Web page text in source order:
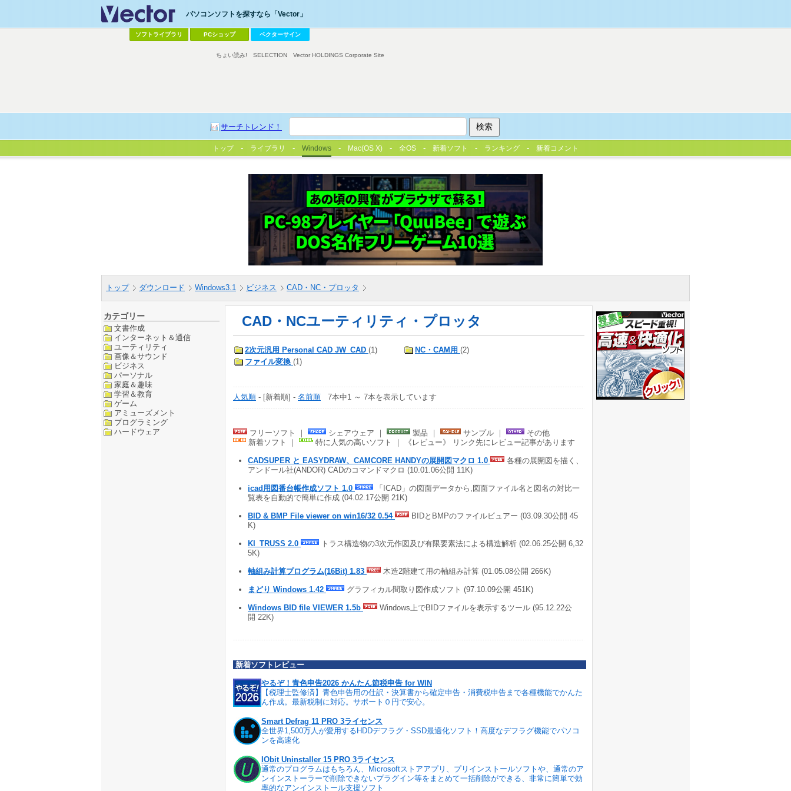
パソコンソフトを探すなら「Vector」
ソフトライブラリ PCショップ ベクターサイン
サーチトレンド！
ちょい読み! SELECTION Vector HOLDINGS Corporate Site
トップ ライブラリ Windows Mac(OS X) 全OS 新着ソフト ランキング 新着コメント
トップ ダウンロード Windows3.1 ビジネス CAD・NC・プロッタ
カテゴリー
文書作成
インターネット＆通信
ユーティリティ
画像＆サウンド
ビジネス
パーソナル
家庭＆趣味
学習＆教育
ゲーム
アミューズメント
プログラミング
ハードウェア
CAD・NCユーティリティ・プロッタ
2次元汎用 Personal CAD JW_CAD (1) NC・CAM用 (2)
ファイル変換 (1)
人気順 - [新着順] - 名前順 7本中1 ～ 7本を表示しています
フリーソフト ｜ シェアウェア ｜ 製品 ｜ サンプル ｜
その他
新着ソフト ｜
特に人気の高いソフト ｜ 《レビュー》 リンク先にレビュー記事があります
CADSUPER と EASYDRAW、CAMCORE HANDYの展開図マクロ 1.0
各種の展開図を描く、
アンドール社(ANDOR) CADのコマンドマクロ (10.01.06公開 11K)
icad用図番台帳作成ソフト 1.0
「ICAD」の図面データから,図面ファイル名と図名の対比一
覧表を自動的で簡単に作成 (04.02.17公開 21K)
BID & BMP File viewer on win16/32 0.54
BIDとBMPのファイルビュアー (03.09.30公開 45
K)
KI_TRUSS 2.0
トラス構造物の3次元作図及び有限要素法による構造解析 (02.06.25公開 6,32
5K)
軸組み計算プログラム(16Bit) 1.83 木造2階建て用の軸組み計算 (01.05.08公開 266K)
まどり Windows 1.42 グラフィカル間取り図作成ソフト (97.10.09公開 451K)
Windows BID file VIEWER 1.5b
Windows上でBIDファイルを表示するツール (95.12.22公
開 22K)
新着ソフトレビュー
やるぞ！青色申告2026 かんたん節税申告 for WIN
【税理士監修済】青色申告用の仕訳・決算書から確定申告・消費税申告まで各種機能でかんた
ん作成。最新税制に対応。サポート０円で安心。
Smart Defrag 11 PRO 3ライセンス
全世界1,500万人が愛用するHDDデフラグ・SSD最適化ソフト！高度なデフラグ機能でパソコ
ンを高速化
IObit Uninstaller 15 PRO 3ライセンス
通常のプログラムはもちろん、Microsoftストアアプリ、プリインストールソフトや、通常のア
ンインストーラーで削除できないプラグイン等をまとめて一括削除ができる、非常に簡単で効
率的なアンインストール支援ソフト